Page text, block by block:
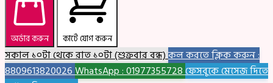
অর্ডার করুন কার্টে যোগ করুন
সকাল ১০টা থেকে রাত ১০টা (শুক্রবার বন্ধ)কল করতে ক্লিক করুন :
8809613820026WhatsApp : 01977355728ফেসবুকে মেসেজ দিতে